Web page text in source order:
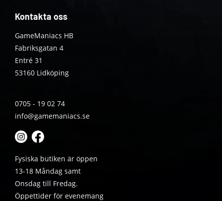
Kontakta oss
GameManiacs HB
Fabriksgatan 4
Entré 31
53160 Lidköping
0705 - 19 02 74
info@gamemaniacs.se
Fysiska butiken är öppen
13-18 Måndag samt
Onsdag till Fredag.
Öppettider för evenemang